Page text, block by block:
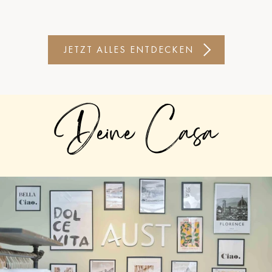
JETZT ALLES ENTDECKEN
Deine Casa